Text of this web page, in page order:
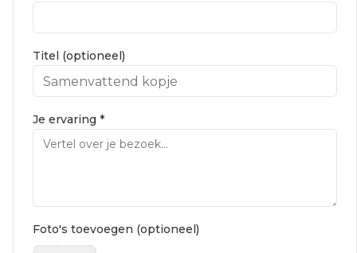
Titel (optioneel)
Je ervaring *
Foto's toevoegen (optioneel)